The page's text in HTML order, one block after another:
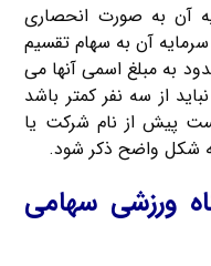
آن به صورت انحصاری
آن به سهام تقسیم
به مبلغ اسمی آنها می
از سه نفر کمتر باشد
پیش از نام شرکت یا
شکل واضح ذکر شود.
ورزشی سهامی